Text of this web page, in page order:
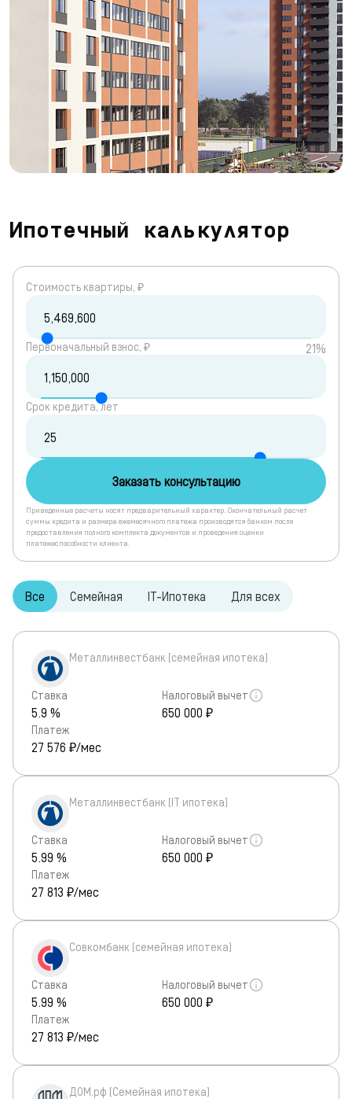
Ипотечный калькулятор
Cтоимость квартиры, ₽
Первоначальный взнос, ₽ 21%
Срок кредита, лет
Заказать консультацию
Приведенные расчеты носят предварительный характер. Окончательный расчет
суммы кредита и размера ежемесячного платежа производятся банком после
предоставления полного комплекта документов и проведения оценки
платежеспособности клиента.
Все Семейная IT-Ипотека Для всех
Металлинвестбанк (семейная ипотека)
Ставка
5.9 %
Налоговый вычет
650 000 ₽
Платеж
27 576 ₽/мес
Металлинвестбанк (IT ипотека)
Ставка
5.99 %
Налоговый вычет
650 000 ₽
Платеж
27 813 ₽/мес
Совкомбанк (семейная ипотека)
Ставка
5.99 %
Налоговый вычет
650 000 ₽
Платеж
27 813 ₽/мес
ДОМ.рф (Семейная ипотека)